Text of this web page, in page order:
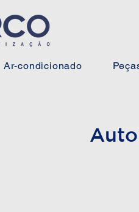
Ar-condicionado